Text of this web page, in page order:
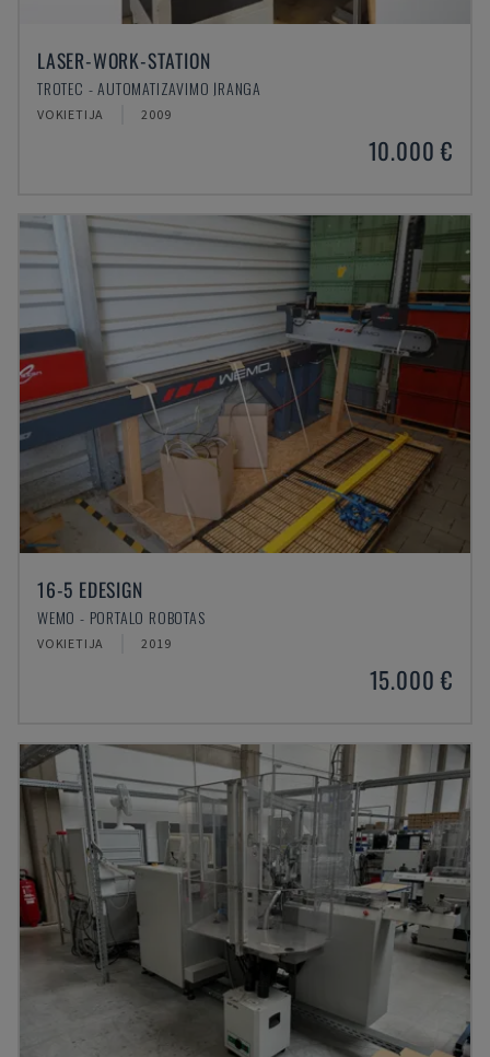
LASER-WORK-STATION
TROTEC - AUTOMATIZAVIMO ĮRANGA
VOKIETIJA 2009
10.000 €
16-5 EDESIGN
WEMO - PORTALO ROBOTAS
VOKIETIJA 2019
15.000 €